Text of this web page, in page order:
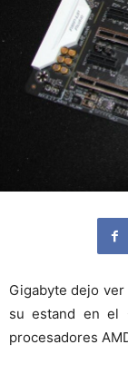
Gigabyte dejo
su estand en el
procesadores